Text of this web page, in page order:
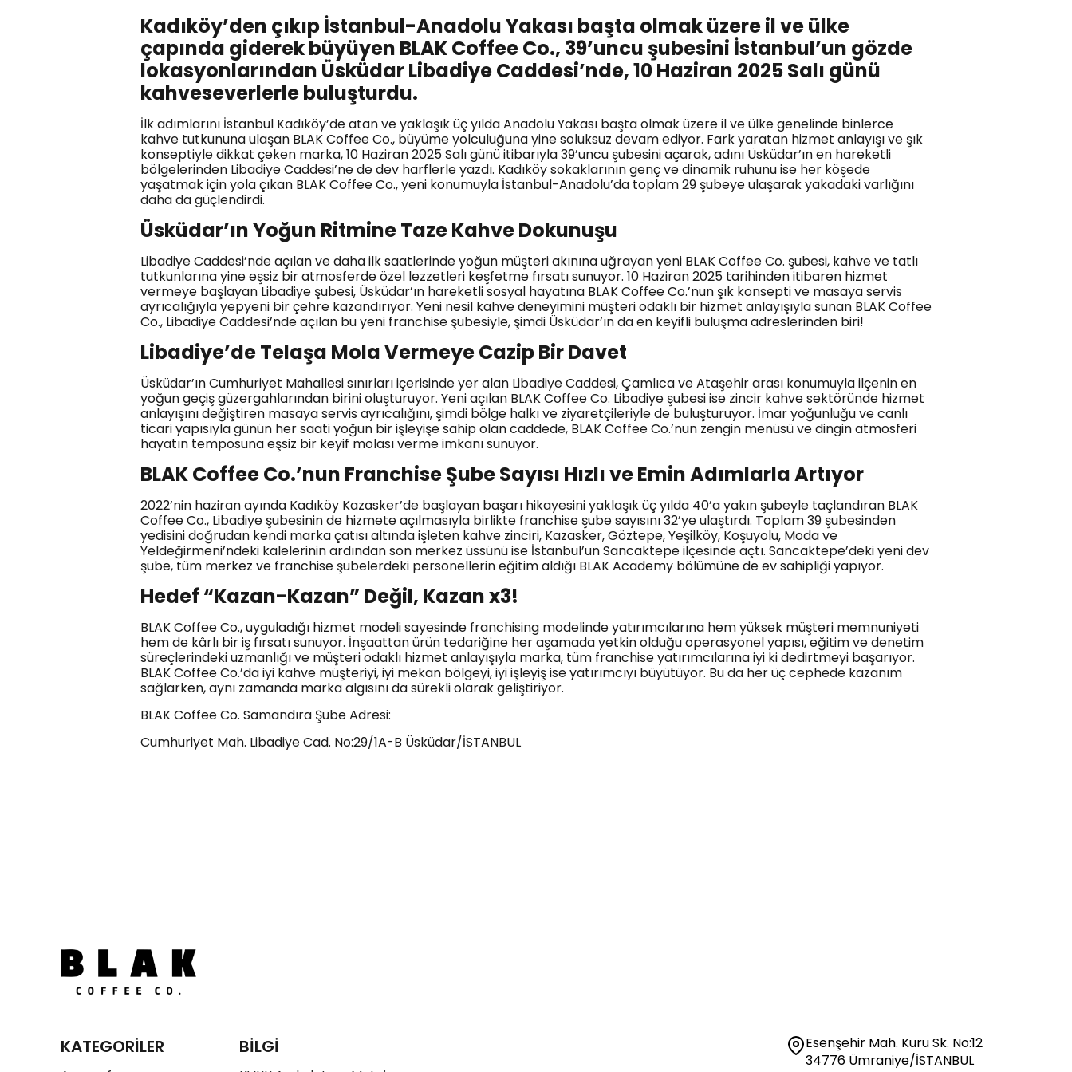
Kadıköy’den çıkıp İstanbul-Anadolu Yakası başta olmak üzere il ve ülke
çapında giderek büyüyen BLAK Coffee Co., 39’uncu şubesini İstanbul’un gözde
lokasyonlarından Üsküdar Libadiye Caddesi’nde, 10 Haziran 2025 Salı günü
kahveseverlerle buluşturdu.
İlk adımlarını İstanbul Kadıköy’de atan ve yaklaşık üç yılda Anadolu Yakası başta olmak üzere il ve ülke genelinde binlerce
kahve tutkununa ulaşan BLAK Coffee Co., büyüme yolculuğuna yine soluksuz devam ediyor. Fark yaratan hizmet anlayışı ve şık
konseptiyle dikkat çeken marka, 10 Haziran 2025 Salı günü itibarıyla 39’uncu şubesini açarak, adını Üsküdar’ın en hareketli
bölgelerinden Libadiye Caddesi’ne de dev harflerle yazdı. Kadıköy sokaklarının genç ve dinamik ruhunu ise her köşede
yaşatmak için yola çıkan BLAK Coffee Co., yeni konumuyla İstanbul-Anadolu’da toplam 29 şubeye ulaşarak yakadaki varlığını
daha da güçlendirdi.
Üsküdar’ın Yoğun Ritmine Taze Kahve Dokunuşu
Libadiye Caddesi’nde açılan ve daha ilk saatlerinde yoğun müşteri akınına uğrayan yeni BLAK Coffee Co. şubesi, kahve ve tatlı
tutkunlarına yine eşsiz bir atmosferde özel lezzetleri keşfetme fırsatı sunuyor. 10 Haziran 2025 tarihinden itibaren hizmet
vermeye başlayan Libadiye şubesi, Üsküdar’ın hareketli sosyal hayatına BLAK Coffee Co.’nun şık konsepti ve masaya servis
ayrıcalığıyla yepyeni bir çehre kazandırıyor. Yeni nesil kahve deneyimini müşteri odaklı bir hizmet anlayışıyla sunan BLAK Coffee
Co., Libadiye Caddesi’nde açılan bu yeni franchise şubesiyle, şimdi Üsküdar’ın da en keyifli buluşma adreslerinden biri!
Libadiye’de Telaşa Mola Vermeye Cazip Bir Davet
Üsküdar’ın Cumhuriyet Mahallesi sınırları içerisinde yer alan Libadiye Caddesi, Çamlıca ve Ataşehir arası konumuyla ilçenin en
yoğun geçiş güzergahlarından birini oluşturuyor. Yeni açılan BLAK Coffee Co. Libadiye şubesi ise zincir kahve sektöründe hizmet
anlayışını değiştiren masaya servis ayrıcalığını, şimdi bölge halkı ve ziyaretçileriyle de buluşturuyor. İmar yoğunluğu ve canlı
ticari yapısıyla günün her saati yoğun bir işleyişe sahip olan caddede, BLAK Coffee Co.’nun zengin menüsü ve dingin atmosferi
hayatın temposuna eşsiz bir keyif molası verme imkanı sunuyor.
BLAK Coffee Co.’nun Franchise Şube Sayısı Hızlı ve Emin Adımlarla Artıyor
2022’nin haziran ayında Kadıköy Kazasker’de başlayan başarı hikayesini yaklaşık üç yılda 40’a yakın şubeyle taçlandıran BLAK
Coffee Co., Libadiye şubesinin de hizmete açılmasıyla birlikte franchise şube sayısını 32’ye ulaştırdı. Toplam 39 şubesinden
yedisini doğrudan kendi marka çatısı altında işleten kahve zinciri, Kazasker, Göztepe, Yeşilköy, Koşuyolu, Moda ve
Yeldeğirmeni’ndeki kalelerinin ardından son merkez üssünü ise İstanbul’un Sancaktepe ilçesinde açtı. Sancaktepe’deki yeni dev
şube, tüm merkez ve franchise şubelerdeki personellerin eğitim aldığı BLAK Academy bölümüne de ev sahipliği yapıyor.
Hedef “Kazan-Kazan” Değil, Kazan x3!
BLAK Coffee Co., uyguladığı hizmet modeli sayesinde franchising modelinde yatırımcılarına hem yüksek müşteri memnuniyeti
hem de kârlı bir iş fırsatı sunuyor. İnşaattan ürün tedariğine her aşamada yetkin olduğu operasyonel yapısı, eğitim ve denetim
süreçlerindeki uzmanlığı ve müşteri odaklı hizmet anlayışıyla marka, tüm franchise yatırımcılarına iyi ki dedirtmeyi başarıyor.
BLAK Coffee Co.’da iyi kahve müşteriyi, iyi mekan bölgeyi, iyi işleyiş ise yatırımcıyı büyütüyor. Bu da her üç cephede kazanım
sağlarken, aynı zamanda marka algısını da sürekli olarak geliştiriyor.
BLAK Coffee Co. Samandıra Şube Adresi:
Cumhuriyet Mah. Libadiye Cad. No:29/1A-B Üsküdar/İSTANBUL
KATEGORİLER BİLGİ
Esenşehir Mah. Kuru Sk. No:12
34776 Ümraniye/İSTANBUL